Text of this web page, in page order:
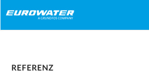
REFERENZ